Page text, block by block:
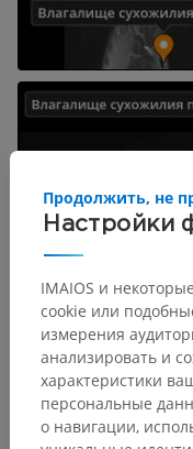
Настройки
Продолжить, не
IMAIOS и
cookie или
измерения
анализировать и
характеристики
персональные
о навигации,